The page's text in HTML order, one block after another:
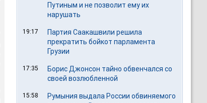
Путиным и не позволит ему их
нарушать
19:17
Партия Саакашвили решила
прекратить бойкот парламента
Грузии
17:35
Борис Джонсон тайно обвенчался со
своей возлюбленной
15:58
Румыния выдала России обвиняемого